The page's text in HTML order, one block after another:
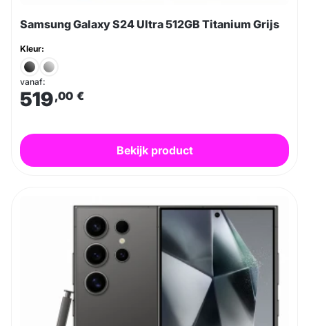
Samsung Galaxy S24 Ultra 512GB Titanium Grijs
Kleur:
vanaf:
519,00 €
Bekijk product